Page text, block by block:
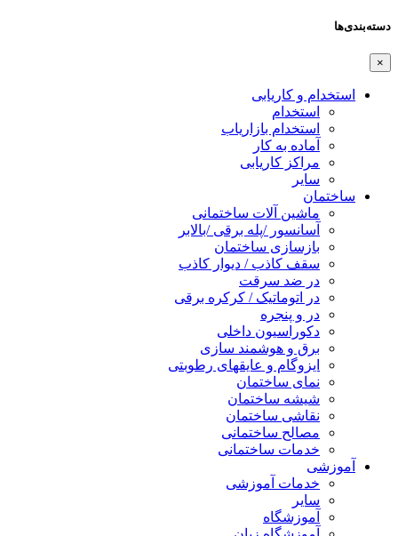
دسته‌بندی‌ها
×
استخدام و کاریابی
استخدام
استخدام بازاریاب
آماده به کار
مراکز کاریابی
سایر
ساختمان
ماشین آلات ساختمانی
آسانسور /پله برقی /بالابر
بازسازی ساختمان
سقف کاذب / دیوار کاذب
در ضد سرقت
در اتوماتیک / کرکره برقی
در و پنجره
دکوراسیون داخلی
برق و هوشمند سازی
ایزوگام و عایقهای رطوبتی
نمای ساختمان
شیشه ساختمان
نقاشی ساختمان
مصالح ساختمانی
خدمات ساختمانی
آموزشی
خدمات آموزشی
سایر
آموزشگاه